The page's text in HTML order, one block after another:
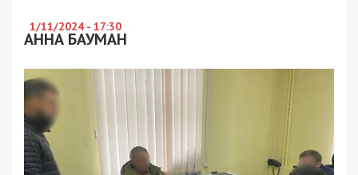
1/11/2024 - 17:30
АННА БАУМАН